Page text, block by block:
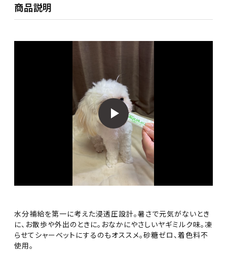
商品説明
水分補給を第一に考えた浸透圧設計。暑さで元気がないとき
に、お散歩や外出のときに。おなかにやさしいヤギミルク味。凍
らせてシャーベットにするのもオススメ。砂糖ゼロ、着色料不
使用。